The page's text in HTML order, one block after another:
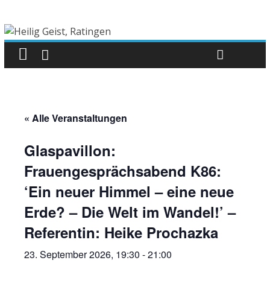
« Alle Veranstaltungen
Glaspavillon:
Frauengesprächsabend K86:
‘Ein neuer Himmel – eine neue
Erde? – Die Welt im Wandel!’ –
Referentin: Heike Prochazka
23. September 2026, 19:30 -21:00